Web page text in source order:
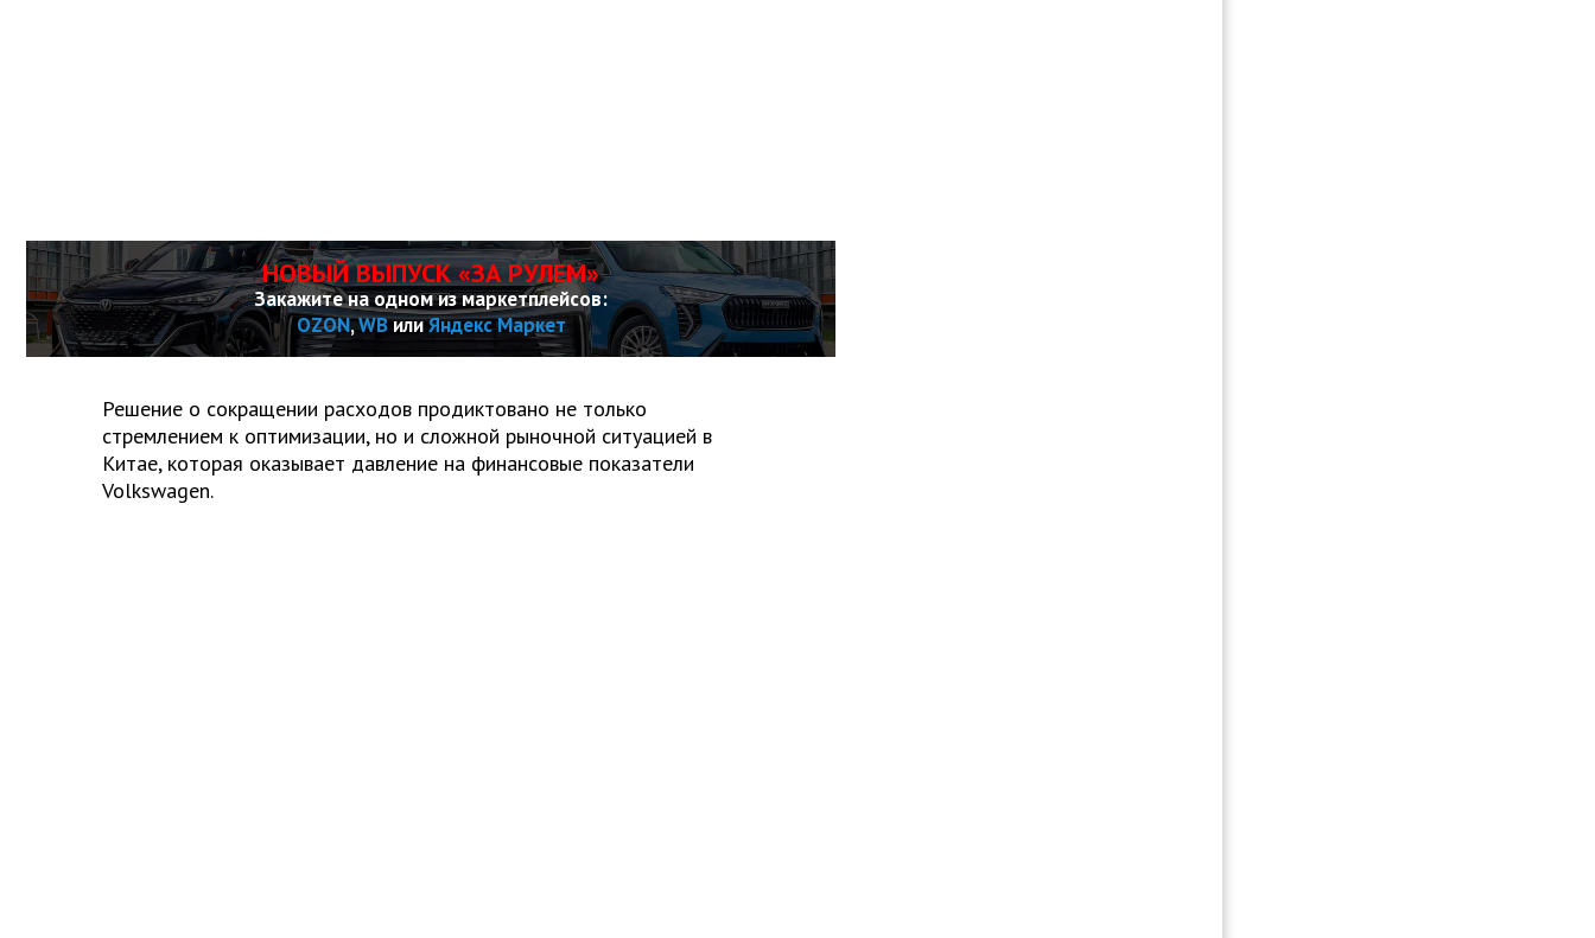
НОВЫЙ ВЫПУСК «ЗА РУЛЕМ»
Закажите на одном из маркетплейсов:
OZON,WBилиЯндекс Маркет
Решение о сокращении расходов продиктовано не только
стремлением к оптимизации, но и сложной рыночной ситуацией в
Китае, которая оказывает давление на финансовые показатели
Volkswagen.